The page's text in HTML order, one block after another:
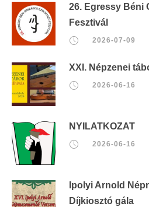
26. Egressy Béni
Fesztivál
2026-07-09
XXI. Népzenei
2026-06-16
NYILATKOZAT
2026-06-16
Ipolyi Arnold
Díjkiosztó gála